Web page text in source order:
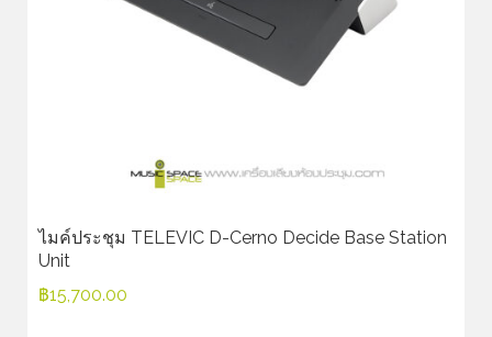
ไมค์ประชุม TELEVIC D-Cerno Decide Base Station
Unit
฿15,700.00